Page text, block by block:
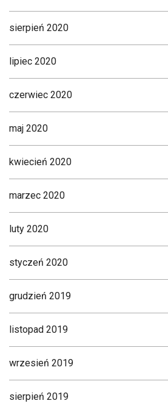
sierpień 2020
lipiec 2020
czerwiec 2020
maj 2020
kwiecień 2020
marzec 2020
luty 2020
styczeń 2020
grudzień 2019
listopad 2019
wrzesień 2019
sierpień 2019